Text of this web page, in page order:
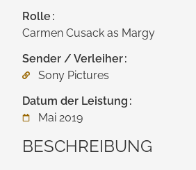
Rolle
Carmen Cusack as Margy
Sender / Verleiher
Sony Pictures
Datum der Leistung
Mai 2019
BESCHREIBUNG